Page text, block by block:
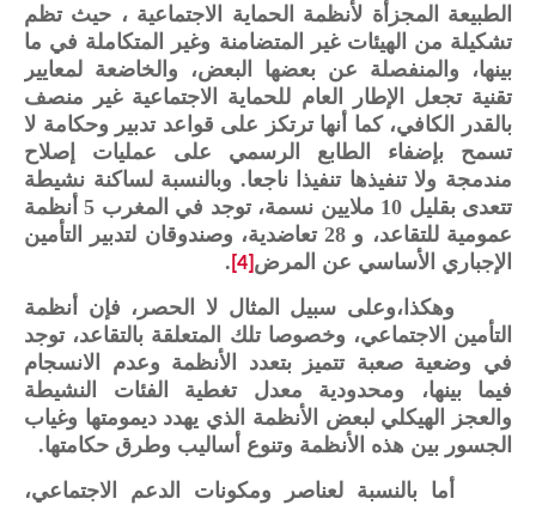
الطبيعة المجزأة لأنظمة الحماية الاجتماعية ، حيث تظم
تشكيلة من الهيئات غير المتضامنة وغير المتكاملة في ما
بينها، والمنفصلة عن بعضها البعض، والخاضعة لمعايير
تقنية تجعل الإطار العام للحماية الاجتماعية غير منصف
بالقدر الكافي، كما أنها ترتكز على قواعد تدبير وحكامة لا
تسمح بإضفاء الطابع الرسمي على عمليات إصلاح
مندمجة ولا تنفيذها تنفيذا ناجعا. وبالنسبة لساكنة نشيطة
تتعدى بقليل 10 ملايين نسمة، توجد في المغرب 5 أنظمة
عمومية للتقاعد، و 28 تعاضدية، وصندوقان لتدبير التأمين
الإجباري الأساسي عن المرض[4]
.
وهكذا،وعلى سبيل المثال لا الحصر، فإن أنظمة
التأمين الاجتماعي، وخصوصا تلك المتعلقة بالتقاعد، توجد
في وضعية صعبة تتميز بتعدد الأنظمة وعدم الانسجام
فيما بينها، ومحدودية معدل تغطية الفئات النشيطة
والعجز الهيكلي لبعض الأنظمة الذي يهدد ديمومتها وغياب
الجسور بين هذه الأنظمة وتنوع أساليب وطرق حكامتها.
أما بالنسبة لعناصر ومكونات الدعم الاجتماعي،